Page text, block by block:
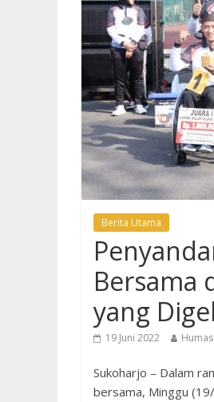
Berita Utama
Bersama
yang
19 Juni 2022
Sukoharjo – Dalam
bersama, Minggu